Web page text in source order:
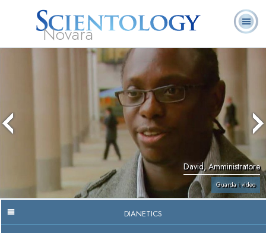
Novara
Che cos’è
Scientology?
Ministri
Volontari
Domande
ricorrenti
David, Amministratore
Guarda i video
DIANETICS